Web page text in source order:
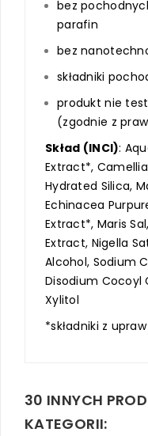
bez
parafin
bez
składniki
produkt nie
(zgodnie z
Skład (INCI):
Extract*,
Hydrated Silica,
Echinacea
Extract*, Maris
Extract, Nigella
Alcohol, Sodium
Disodium Cocoyl
Xylitol
*składniki z
30 INNYCH
KATEGORII: